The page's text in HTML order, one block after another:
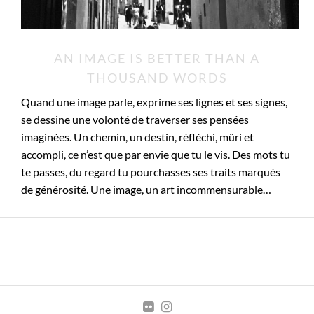
AN IMAGE IS BETTER THAN A
THOUSAND WORDS
Quand une image parle, exprime ses lignes et ses signes,
se dessine une volonté de traverser ses pensées
imaginées. Un chemin, un destin, réfléchi, mûri et
accompli, ce n’est que par envie que tu le vis. Des mots tu
te passes, du regard tu pourchasses ses traits marqués
de générosité. Une image, un art incommensurable…